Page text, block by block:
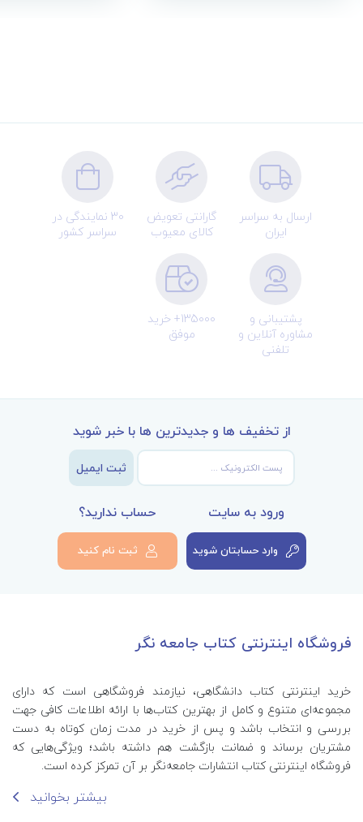
ارسال به سراسر
ایران
گارانتی تعویض
کالای معیوب
30 نمایندگی در
سراسر کشور
پشتیبانی و
مشاوره آنلاین و
تلفنی
135000+ خرید
موفق
از تخفیف ها و جدیدترین ها با خبر شوید
ثبت ایمیل
ورود به سایت
وارد حسابتان شوید
حساب ندارید؟
ثبت نام کنید
فروشگاه اینترنتی کتاب جامعه نگر
خرید اینترنتی کتاب‌ دانشگاهی، نیازمند فروشگاهی است که دارای
مجموعه‌ای متنوع و کامل از بهترین کتاب‌ها با ارائه اطلاعات کافی جهت
بررسی و انتخاب باشد و پس از خرید در مدت زمان کوتاه به دست
مشتریان برساند و ضمانت بازگشت هم داشته باشد؛ ویژگی‌هایی که
فروشگاه اینترنتی کتاب انتشارات جامعه‌نگر بر آن تمرکز کرده است.
بیشتر بخوانید